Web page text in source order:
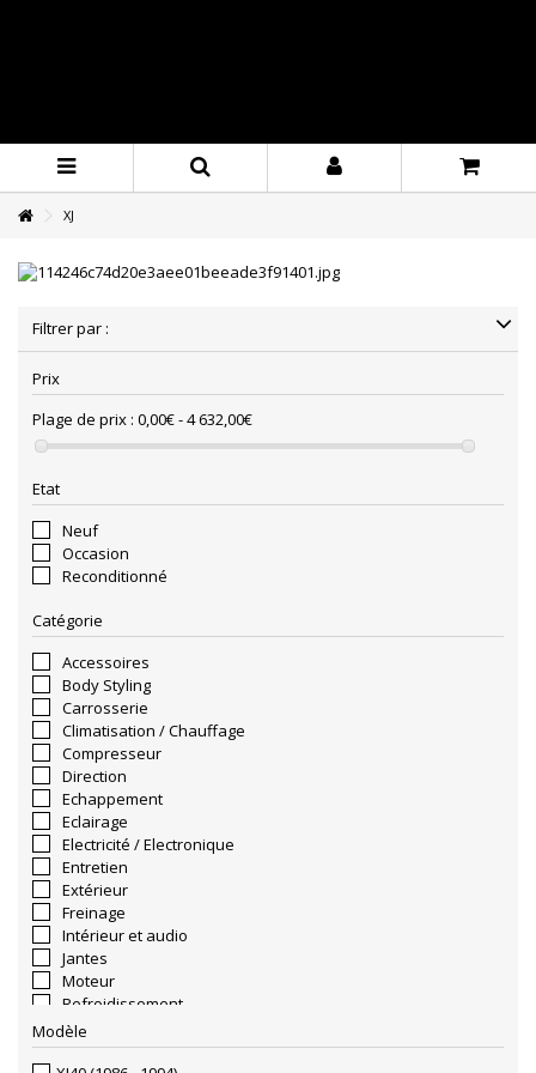
XJ
Filtrer par :
Prix
Plage de prix : 0,00€ - 4 632,00€
Etat
Neuf
Occasion
Reconditionné
Catégorie
Accessoires
Body Styling
Carrosserie
Climatisation / Chauffage
Compresseur
Direction
Echappement
Eclairage
Electricité / Electronique
Entretien
Extérieur
Freinage
Intérieur et audio
Jantes
Moteur
Refroidissement
Sellerie
Suspension
Modèle